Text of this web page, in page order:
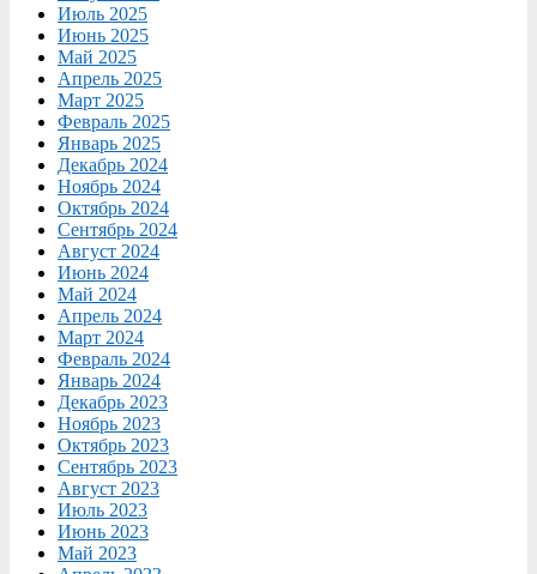
Июль 2025
Июнь 2025
Май 2025
Апрель 2025
Март 2025
Февраль 2025
Январь 2025
Декабрь 2024
Ноябрь 2024
Октябрь 2024
Сентябрь 2024
Август 2024
Июнь 2024
Май 2024
Апрель 2024
Март 2024
Февраль 2024
Январь 2024
Декабрь 2023
Ноябрь 2023
Октябрь 2023
Сентябрь 2023
Август 2023
Июль 2023
Июнь 2023
Май 2023